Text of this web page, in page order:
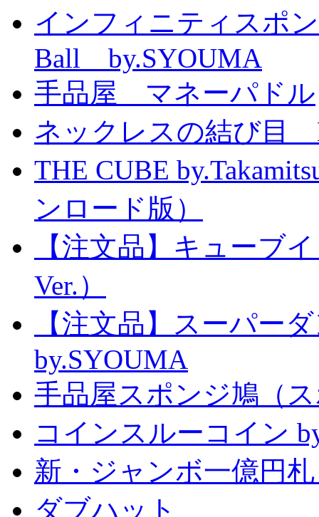
インフィニティスポ
Ball by.SYOUMA
手品屋 マネーパドル
ネックレスの結び目
THE CUBE
ンロード版）
【注文品】キューブ
Ver.）
【注文品】スーパ
by.SYOUMA
手品屋スポンジ鳩（
コインスルーコイン
新・ジャンボ一億円
ダブハット